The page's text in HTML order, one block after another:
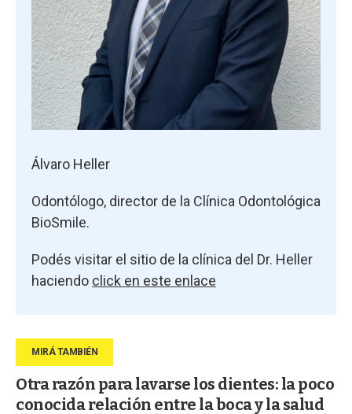
Álvaro Heller
Odontólogo, director de la Clínica Odontológica
BioSmile.
Podés visitar el sitio de la clínica del Dr. Heller
haciendo click en este enlace
Otra razón para lavarse los dientes: la poco
conocida relación entre la boca y la salud